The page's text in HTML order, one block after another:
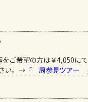
ご希望の方は￥4,050に
い。→ 「 周参見ツアー